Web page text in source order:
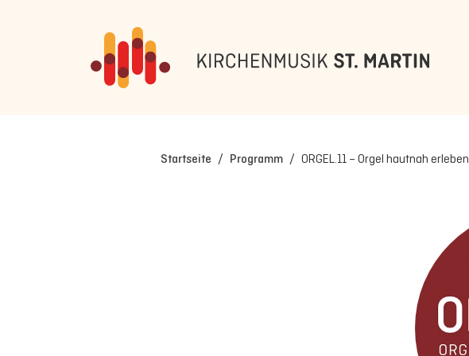
Startseite / Programm / ORGEL.11 – Orgel hautnah erleben